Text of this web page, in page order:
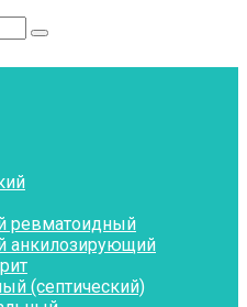
ревматоидный
анкилозирующий
(септический)